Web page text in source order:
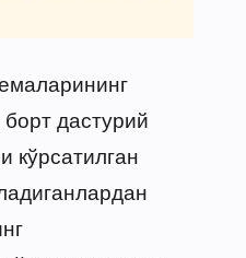
дастурий
кўрсатилган